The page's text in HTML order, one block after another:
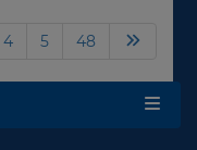
4 5 48